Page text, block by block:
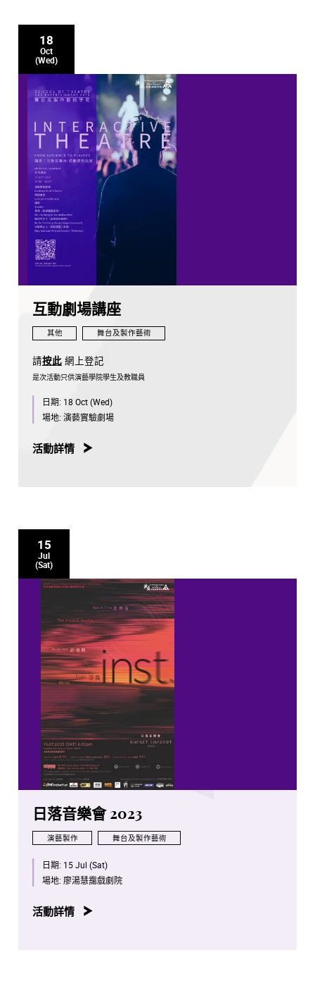
18
Oct
(Wed)
互動劇場講座
其他 舞台及製作藝術
請按此 網上登記
是次活動只供演藝學院學生及教職員
日期: 18 Oct (Wed)
場地: 演藝實驗劇場
活動詳情
15
Jul
(Sat)
日落音樂會 2023
演藝製作 舞台及製作藝術
日期: 15 Jul (Sat)
場地: 廖湯慧靄戲劇院
活動詳情